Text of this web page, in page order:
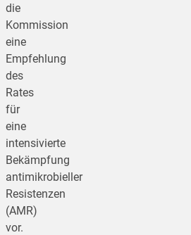
die
Kommission
eine
Empfehlung
des
Rates
für
eine
intensivierte
Bekämpfung
antimikrobieller
Resistenzen
(AMR)
vor.